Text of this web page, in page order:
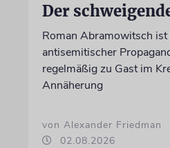
Der
Roman Abramowitsch
antisemitischer
regelmäßig zu Gast im
Annäherung
von Alexander Friedman
02.08.2026